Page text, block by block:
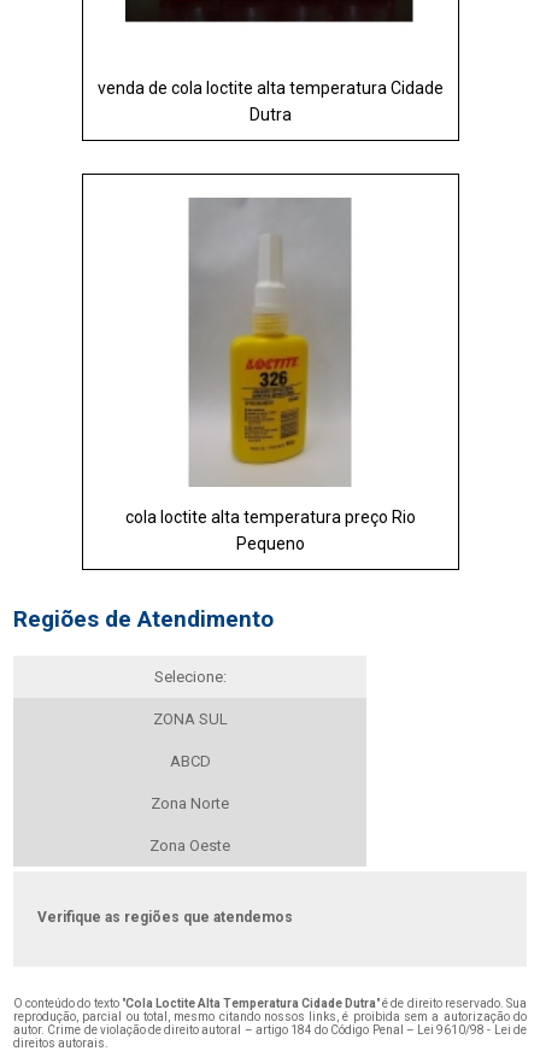
venda de cola loctite alta temperatura Cidade
Dutra
cola loctite alta temperatura preço Rio
Pequeno
Regiões de Atendimento
Selecione:
ZONA SUL
ABCD
Zona Norte
Zona Oeste
Verifique as regiões que atendemos
O conteúdo do texto "Cola Loctite Alta Temperatura Cidade Dutra" é de direito reservado. Sua
reprodução, parcial ou total, mesmo citando nossos links, é proibida sem a autorização do
autor. Crime de violação de direito autoral – artigo 184 do Código Penal –
Lei 9610/98 - Lei de
direitos autorais